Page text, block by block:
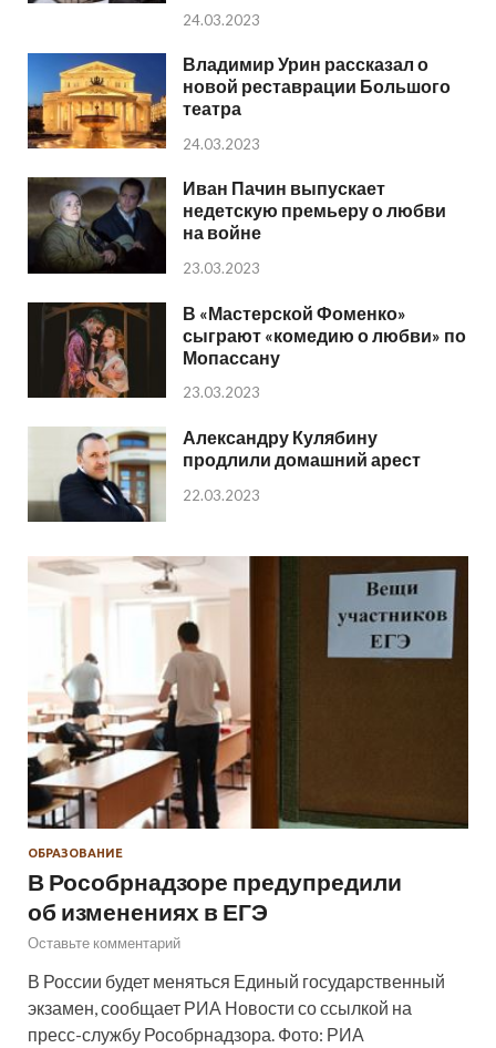
24.03.2023
Владимир Урин рассказал о
новой реставрации Большого
театра
24.03.2023
Иван Пачин выпускает
недетскую премьеру о любви
на войне
23.03.2023
В «Мастерской Фоменко»
сыграют «комедию о любви» по
Мопассану
23.03.2023
Александру Кулябину
продлили домашний арест
22.03.2023
ОБРАЗОВАНИЕ
В Рособрнадзоре предупредили
об изменениях в ЕГЭ
Оставьте комментарий
В России будет меняться Единый государственный
экзамен, сообщает РИА Новости со ссылкой на
пресс-службу Рособрнадзора. Фото: РИА